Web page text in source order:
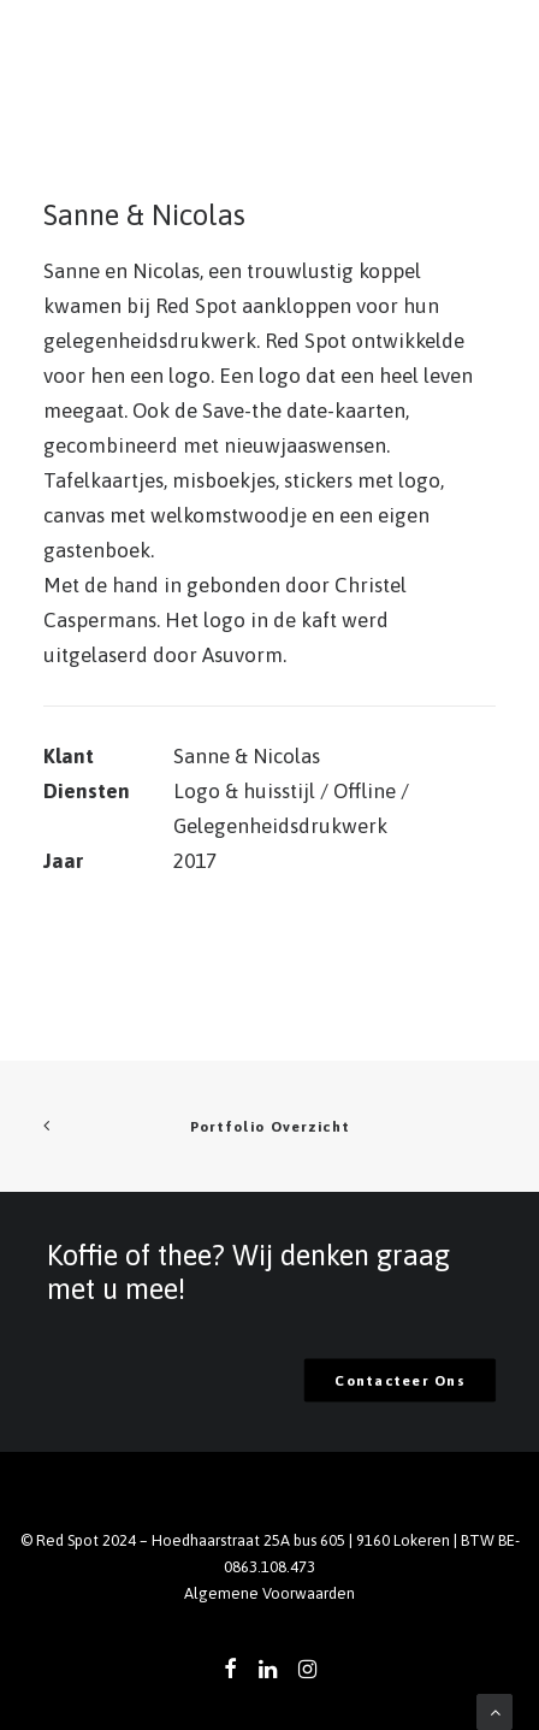
Sanne & Nicolas
Sanne en Nicolas, een trouwlustig koppel
kwamen bij Red Spot aankloppen voor hun
gelegenheidsdrukwerk. Red Spot ontwikkelde
voor hen een logo. Een logo dat een heel leven
meegaat. Ook de Save-the date-kaarten,
gecombineerd met nieuwjaaswensen.
Tafelkaartjes, misboekjes, stickers met logo,
canvas met welkomstwoodje en een eigen
gastenboek.
Met de hand in gebonden door Christel
Caspermans. Het logo in de kaft werd
uitgelaserd door Asuvorm.
Klant
Sanne & Nicolas
Diensten
Logo & huisstijl / Offline /
Gelegenheidsdrukwerk
Jaar
2017
Portfolio Overzicht
Koffie of thee? Wij denken graag
met u mee!
Contacteer Ons
© Red Spot 2024 – Hoedhaarstraat 25A bus 605 | 9160 Lokeren | BTW BE-
0863.108.473
Algemene Voorwaarden